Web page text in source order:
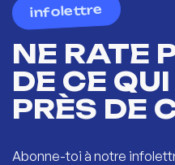
infolettre
NE RATE
DE CE
PRÈS DE
Abonne-toi à notre